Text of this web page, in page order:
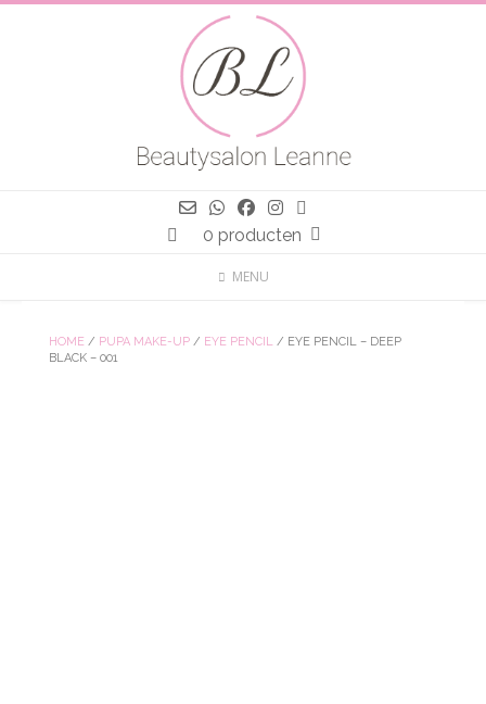
0 producten
MENU
HOME / PUPA MAKE-UP / EYE PENCIL / EYE PENCIL – DEEP
BLACK – 001